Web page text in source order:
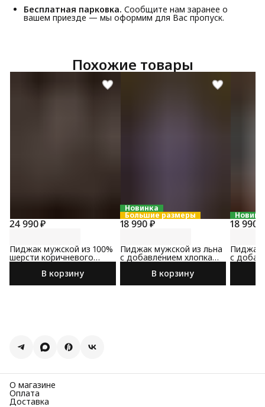
Бесплатная парковка. Сообщите нам заранее о
вашем приезде — мы оформим для Вас пропуск.
Похожие товары
24 990 ₽
Пиджак мужской из 100%
шерсти коричневого
В корзину
Новинка
Большие размеры
18 990 ₽
Пиджак мужской из льна
с добавлением хлопка
В корзину
18 990 ₽
Пиджак
с
О магазине
Оплата
Доставка